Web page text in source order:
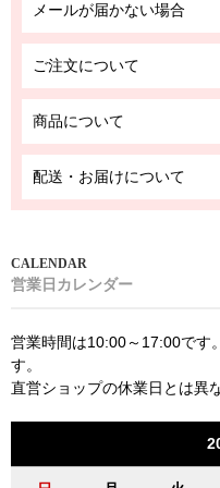
メールが届かない場合
ご注文について
商品について
配送・お届けについて
営業日カレンダー
営業時間は10:00～17:00です。
す。
直営ショップの休業日とは異